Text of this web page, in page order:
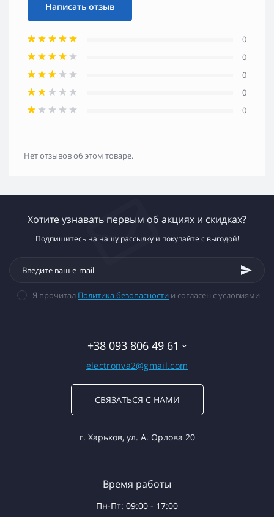
Написать отзыв
0
0
0
0
0
Нет отзывов об этом товаре.
Хотите узнавать первым об акциях и скидках?
Подпишитесь на нашу рассылку и покупайте с выгодой!
Я прочитал Политика безопасности и согласен с условиями
+38 093 806 49 61
electronva2@gmail.com
СВЯЗАТЬСЯ С НАМИ
г. Харьков, ул. А. Орлова 20
Время работы
Пн-Пт: 09:00 - 17:00